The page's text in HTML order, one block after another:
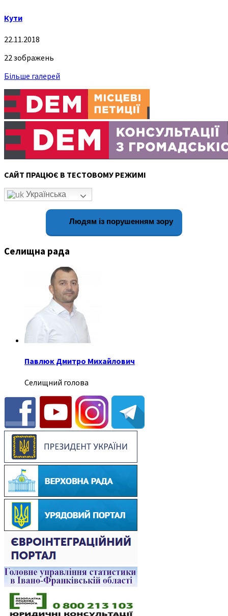
Кути
22.11.2018
22 зображень
Більше галерей
САЙТ ПРАЦЮЄ В ТЕСТОВОМУ РЕЖИМІ
Українська
Людям із порушенням зору
Селищна рада
Павлюк Дмитро Михайлович
Селищний голова